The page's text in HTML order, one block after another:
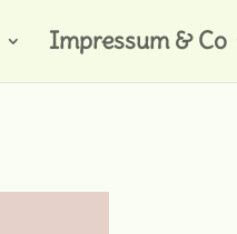
Impressum & Co